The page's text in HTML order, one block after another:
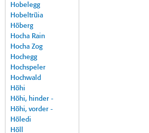
Hobelegg
Hobeltrüia
Höberg
Hocha Rain
Hocha Zog
Hochegg
Hochspeler
Hochwald
Höhi
Höhi, hinder -
Höhi, vorder -
Höledi
Höll